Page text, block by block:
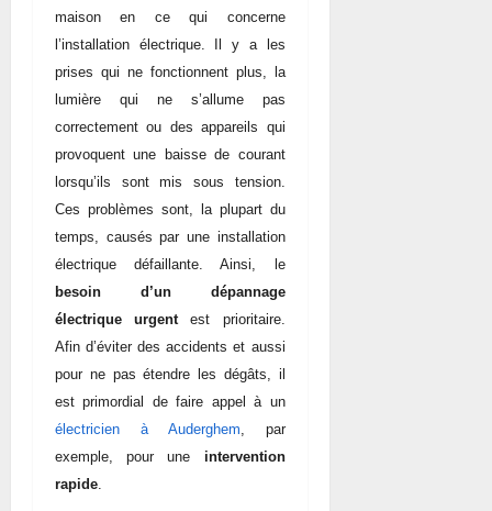
maison en ce qui concerne
l’installation électrique. Il y a les
prises qui ne fonctionnent plus, la
lumière qui ne s’allume pas
correctement ou des appareils qui
provoquent une baisse de courant
lorsqu’ils sont mis sous tension.
Ces problèmes sont, la plupart du
temps, causés par une installation
électrique défaillante. Ainsi, le
besoin d’un dépannage
électrique urgentest prioritaire.
Afin d’éviter des accidents et aussi
pour ne pas étendre les dégâts, il
est primordial de faire appel à un
électricien à Auderghem, par
exemple, pour une intervention
rapide.